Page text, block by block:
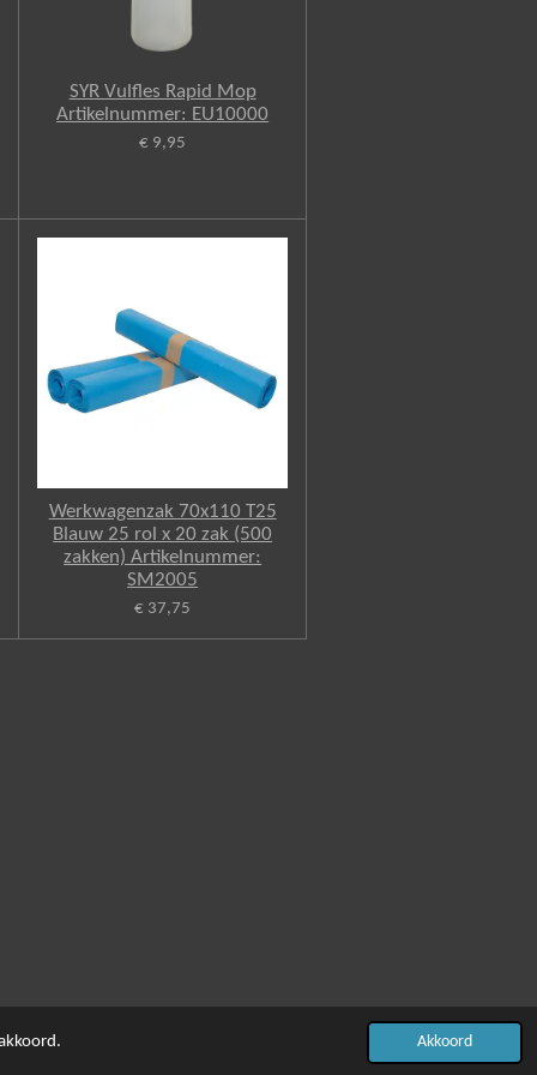
Akkoord
SYR Vulfles Rapid Mop
Artikelnummer: EU10000
€ 9,95
Werkwagenzak 70x110 T25
Blauw 25 rol x 20 zak (500
zakken) Artikelnummer:
SM2005
€ 37,75